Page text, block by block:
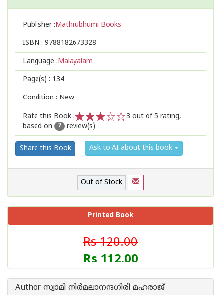
Publisher :Mathrubhumi Books
ISBN : 9788182673328
Language :Malayalam
Page(s) : 134
Condition : New
Rate this Book :
2
1
3 out of 5 rating,
based on
7 review(s)
Share this Book Ask to AI about this book
Out of Stock
Printed Book
Rs 120.00
Rs 112.00
Author സ്വാമി നിര്‍മലാനന്ദഗിരി മഹരാജ്‌